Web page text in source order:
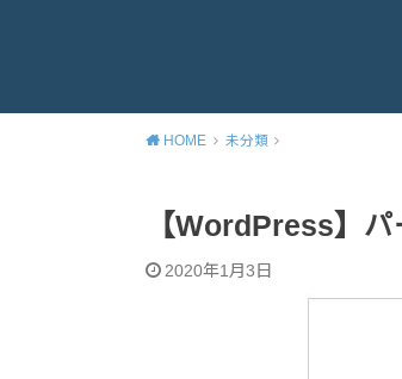
HOME 未分類
【WordPress】
2020年1月3日